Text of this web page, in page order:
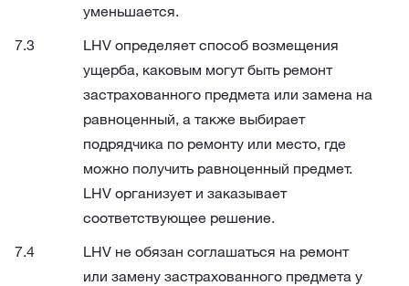
уменьшается.
LHV определяет способ возмещения
ущерба, каковым могут быть ремонт
застрахованного предмета или замена на
равноценный, а также выбирает
подрядчика по ремонту или место, где
можно получить равноценный предмет.
LHV организует и заказывает
соответствующее решение.
LHV не обязан соглашаться на ремонт
или замену застрахованного предмета у